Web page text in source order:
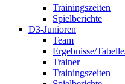
Trainingszeiten
Spielberichte
D3-Junioren
Team
Ergebnisse/
Trainer
Trainingszeiten